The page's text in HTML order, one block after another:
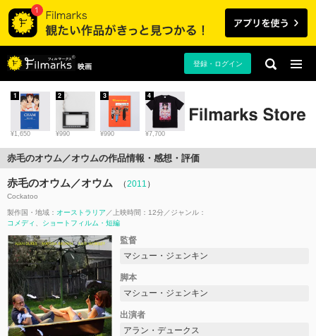
映画 登録・ログイン
¥1,650
1
¥990
2
¥990
3
¥7,700
4
赤毛のオウム／オウムの作品情報・感想・評価
赤毛のオウム／オウム （2011 ）
Cockatoo
製作国・地域： オーストラリア 上映時間：12分
ジャンル：
コメディ
ショートフィルム・短編
監督
マシュー・ジェンキン
脚本
マシュー・ジェンキン
出演者
アラン・デュークス